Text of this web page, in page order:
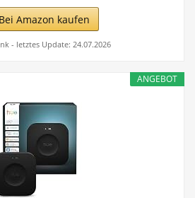
Amazon kaufen
- letztes Update: 24.07.2026
ANGEBOT